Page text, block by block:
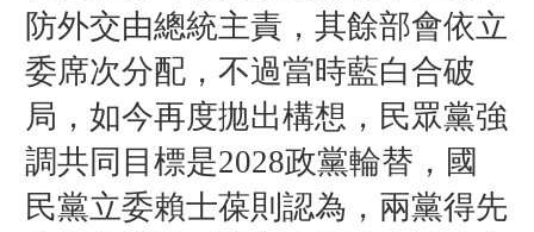
防外交由總統主責，其餘部會依立
委席次分配，不過當時藍白合破
局，如今再度拋出構想，民眾黨強
調共同目標是2028政黨輪替，國
民黨立委賴士葆則認為，兩黨得先